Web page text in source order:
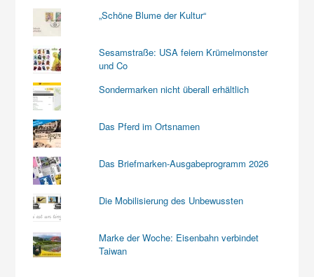
„Schöne Blume der Kultur“
Sesamstraße: USA feiern Krümelmonster
und Co
Sondermarken nicht überall erhältlich
Das Pferd im Ortsnamen
Das Briefmarken-Ausgabeprogramm 2026
Die Mobilisierung des Unbewussten
Marke der Woche: Eisenbahn verbindet
Taiwan